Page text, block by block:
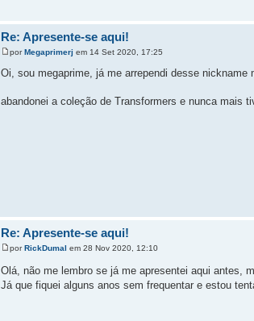
Re: Apresente-se aqui!
por Megaprimerj em 14 Set 2020, 17:25
Oi, sou megaprime, já me arrependi desse
abandonei a coleção de Transformers e nunca mais
Re: Apresente-se aqui!
por RickDumal em 28 Nov 2020, 12:10
Olá, não me lembro se já me apresentei aqui antes,
Já que fiquei alguns anos sem frequentar e estou